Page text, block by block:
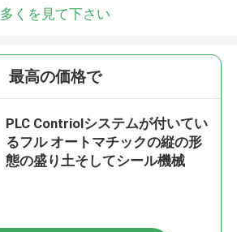
多くを見て下さい
最高の価格で
PLC Contriolシステムが付いてい
るフル オートマチックの縦の形
態の盛り土そしてシール機械